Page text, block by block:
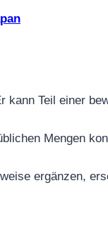
kann Teil einer
Mengen
ergänzen,